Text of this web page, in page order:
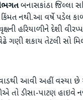
બનાસકાંઠા જિલ્લા
નથી.આ વર્ષે પડેલ
હરિયાળીને દેશી
ગણી શકાય તેટલી સો
આવી અહીં
તો ડીસા-પાટણ